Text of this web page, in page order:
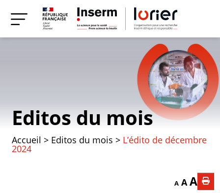
Editos du mois
Accueil > Editos du mois > L’édito de décembre
2024
A
Decrease
A Reset
A